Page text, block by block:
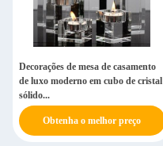
Decorações de mesa de casamento
de luxo moderno em cubo de cristal
sólido...
Obtenha o melhor preço